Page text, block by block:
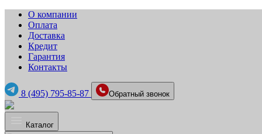
О компании
Оплата
Доставка
Кредит
Гарантия
Контакты
8 (495) 795-85-87 Обратный звонок
Каталог